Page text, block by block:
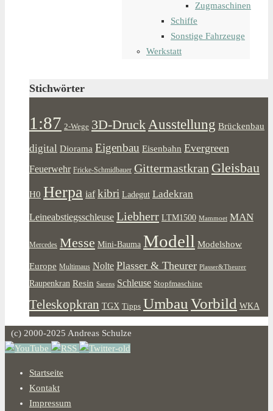
Zugmaschinen
Schiffe
Sonstige Fahrzeuge
Werkstatt
Stichwörter
1:87 2-Wege 3D-DruckAusstellung Brückenbau
digital Diorama Eigenbau Eisenbahn Evergreen
Feuerwehr Fricke-Schmidbauer Gittermastkran Gleisbau
H0 Herpa iaf kibri Ladegut Ladekran
Leineabstiegsschleuse Liebherr LTM1500 Mammoet MAN
Mercedes Messe Mini-Bauma Modell Modelshow
Europe Multimaus Nolte Plasser & Theurer Plasser&Theurer
Raupenkran Resin Sarens Schleuse Stopfmaschine
Teleskopkran TGX Tipps Umbau Vorbild WKA
(c) 2000-2025 Andreas Schulze
Startseite
Kontakt
Impressum